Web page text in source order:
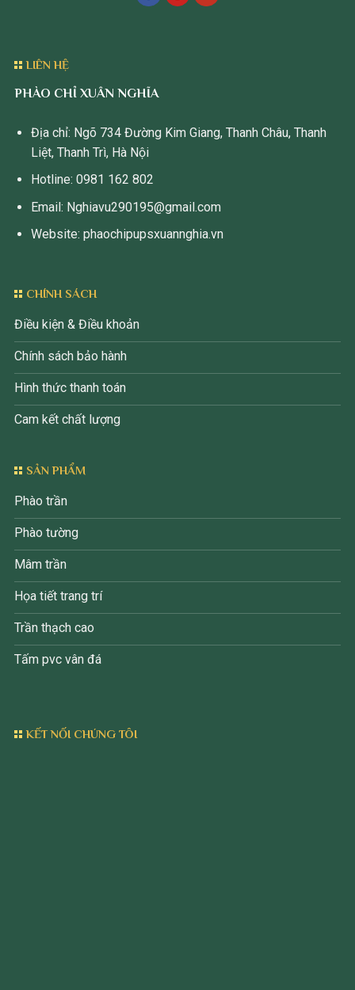
LIÊN HỆ
PHÀO CHỈ XUÂN NGHĨA
Địa chỉ: Ngõ 734 Đường Kim Giang, Thanh Châu, Thanh
Liệt, Thanh Trì, Hà Nội
Hotline: 0981 162 802
Email: Nghiavu290195@gmail.com
Website: phaochipupsxuannghia.vn
CHÍNH SÁCH
Điều kiện & Điều khoản
Chính sách bảo hành
Hình thức thanh toán
Cam kết chất lượng
SẢN PHẨM
Phào trần
Phào tường
Mâm trần
Họa tiết trang trí
Trần thạch cao
Tấm pvc vân đá
KẾT NỐI CHÚNG TÔI